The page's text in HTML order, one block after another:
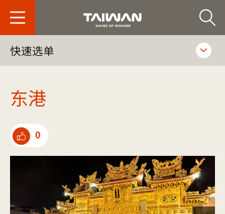
台旅会北京办事
快速选单
东港
点选推荐
0